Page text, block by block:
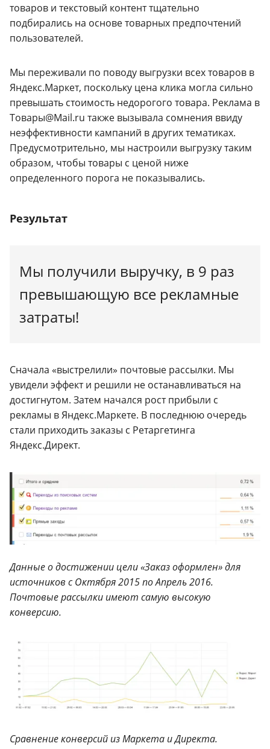
товаров и текстовый контент тщательно
подбирались на основе товарных предпочтений
пользователей.
Мы переживали по поводу выгрузки всех товаров в
Яндекс.Маркет, поскольку цена клика могла сильно
превышать стоимость недорогого товара. Реклама в
Товары@Mail.ru также вызывала сомнения ввиду
неэффективности кампаний в других тематиках.
Предусмотрительно, мы настроили выгрузку таким
образом, чтобы товары с ценой ниже
определенного порога не показывались.
Результат
Мы получили выручку, в 9 раз
превышающую все рекламные
затраты!
Сначала «выстрелили» почтовые рассылки. Мы
увидели эффект и решили не останавливаться на
достигнутом. Затем начался рост прибыли с
рекламы в Яндекс.Маркете. В последнюю очередь
стали приходить заказы с Ретаргетинга
Яндекс.Директ.
Данные о достижении цели «Заказ оформлен» для
источников с Октября 2015 по Апрель 2016.
Почтовые рассылки имеют самую высокую
конверсию.
Сравнение конверсий из Маркета и Директа.